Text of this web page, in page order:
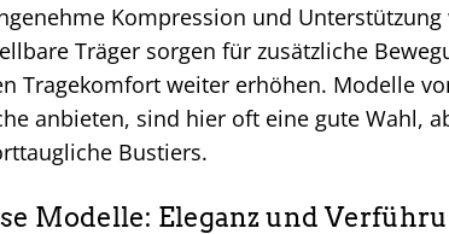
Kompression und
Träger sorgen für zusätzliche
Tragekomfort weiter erhöhen. Modelle
anbieten, sind hier oft eine gute Wahl,
Bustiers.
Modelle: Eleganz und